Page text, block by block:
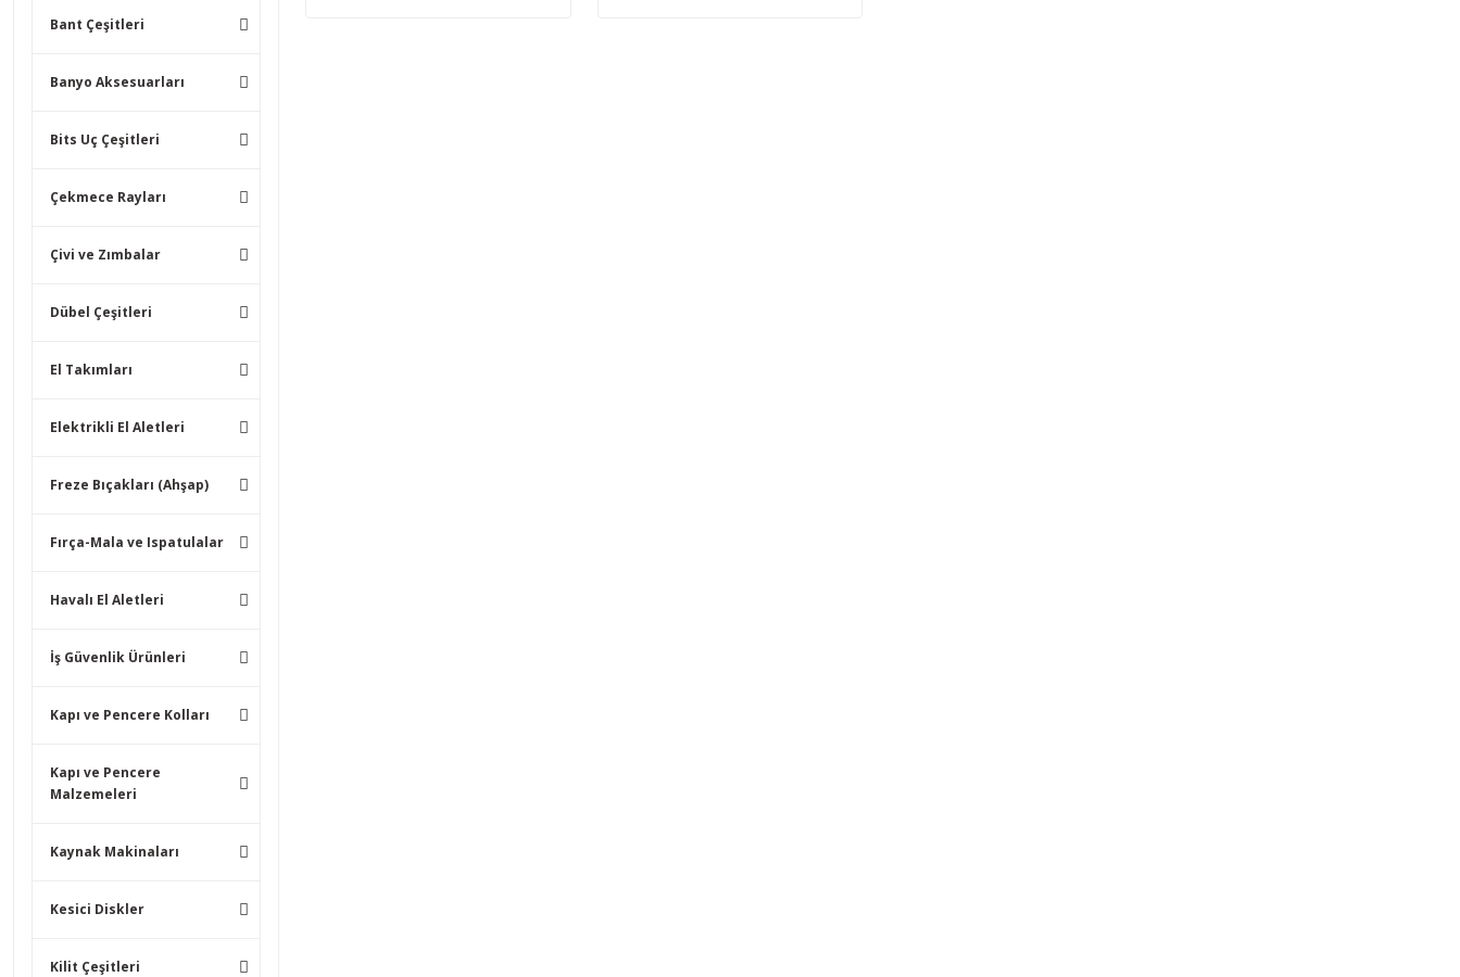
Bant Çeşitleri
Banyo Aksesuarları
Bits Uç Çeşitleri
Çekmece Rayları
Çivi ve Zımbalar
Dübel Çeşitleri
El Takımları
Elektrikli El Aletleri
Freze Bıçakları (Ahşap)
Fırça-Mala ve Ispatulalar
Havalı El Aletleri
İş Güvenlik Ürünleri
Kapı ve Pencere Kolları
Kapı ve Pencere
Malzemeleri
Kaynak Makinaları
Kesici Diskler
Kilit Çeşitleri